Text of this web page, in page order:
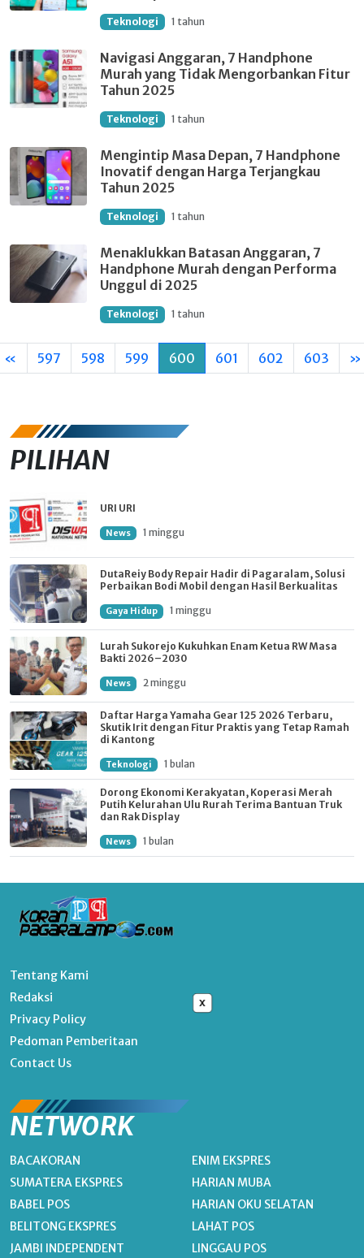
Teknologi 1 tahun
Navigasi Anggaran, 7 Handphone
Murah yang Tidak Mengorbankan Fitur
Tahun 2025
Teknologi 1 tahun
Mengintip Masa Depan, 7 Handphone
Inovatif dengan Harga Terjangkau
Tahun 2025
Teknologi 1 tahun
Menaklukkan Batasan Anggaran, 7
Handphone Murah dengan Performa
Unggul di 2025
Teknologi 1 tahun
« 597 598 599 600 601 602 603 »
PILIHAN
URI URI
News 1 minggu
DutaReiy Body Repair Hadir di Pagaralam, Solusi
Perbaikan Bodi Mobil dengan Hasil Berkualitas
Gaya Hidup 1 minggu
Lurah Sukorejo Kukuhkan Enam Ketua RW Masa
Bakti 2026–2030
News 2 minggu
Daftar Harga Yamaha Gear 125 2026 Terbaru,
Skutik Irit dengan Fitur Praktis yang Tetap Ramah
di Kantong
Teknologi 1 bulan
Dorong Ekonomi Kerakyatan, Koperasi Merah
Putih Kelurahan Ulu Rurah Terima Bantuan Truk
dan Rak Display
News 1 bulan
x
Tentang Kami
Redaksi
Privacy Policy
Pedoman Pemberitaan
Contact Us
NETWORK
BACAKORAN
SUMATERA EKSPRES
BABEL POS
BELITONG EKSPRES
JAMBI INDEPENDENT
ENIM EKSPRES
HARIAN MUBA
HARIAN OKU SELATAN
LAHAT POS
LINGGAU POS